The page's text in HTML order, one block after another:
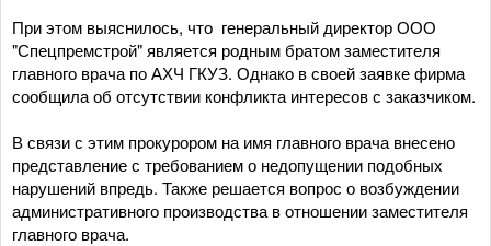
При этом выяснилось, что генеральный директор ООО
"Спецпремстрой" является родным братом заместителя
главного врача по АХЧ ГКУЗ. Однако в своей заявке фирма
сообщила об отсутствии конфликта интересов с заказчиком.
В связи с этим прокурором на имя главного врача внесено
представление с требованием о недопущении подобных
нарушений впредь. Также решается вопрос о возбуждении
административного производства в отношении заместителя
главного врача.